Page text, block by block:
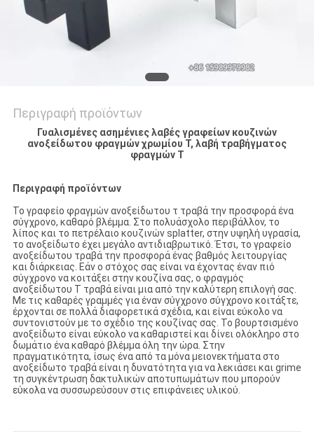
Περιγραφή προϊόντων
Γυαλισμένες ασημένιες λαβές γραφείων κουζινών
ανοξείδωτου φραγμών χρωμίου Τ, λαβή τραβήγματος
φραγμών Τ
Περιγραφή προϊόντων
Το γραφείο φραγμών ανοξείδωτου τ τραβά την προσφορά ένα
σύγχρονο, καθαρό βλέμμα. Στο πολυάσχολο περιβάλλον, το
λίπος και το πετρέλαιο κουζινών splatter, στην υψηλή υγρασία,
το ανοξείδωτο έχει μεγάλο αντιδιαβρωτικό. Έτσι, το γραφείο
ανοξείδωτου τραβά την προσφορά ένας βαθμός λειτουργίας
και διάρκειας. Εάν ο στόχος σας είναι να έχοντας έναν πιό
σύγχρονο να κοιτάξει στην κουζίνα σας, ο φραγμός
ανοξείδωτου Τ τραβά είναι μια από την καλύτερη επιλογή σας.
Με τις καθαρές γραμμές για έναν σύγχρονο σύγχρονο κοιτάξτε,
έρχονται σε πολλά διαφορετικά σχέδια, και είναι εύκολο να
συντονιστούν με το σχέδιο της κουζίνας σας. Το βουρτσισμένο
ανοξείδωτο είναι εύκολο να καθαριστεί και δίνει ολόκληρο στο
δωμάτιο ένα καθαρό βλέμμα όλη την ώρα. Στην
πραγματικότητα, ίσως ένα από τα μόνα μειονεκτήματα στο
ανοξείδωτο τραβά είναι η δυνατότητα για να λεκιάσει και grime
τη συγκέντρωση δακτυλικών αποτυπωμάτων που μπορούν
εύκολα να συσσωρεύσουν στις επιφάνειες υλικού.